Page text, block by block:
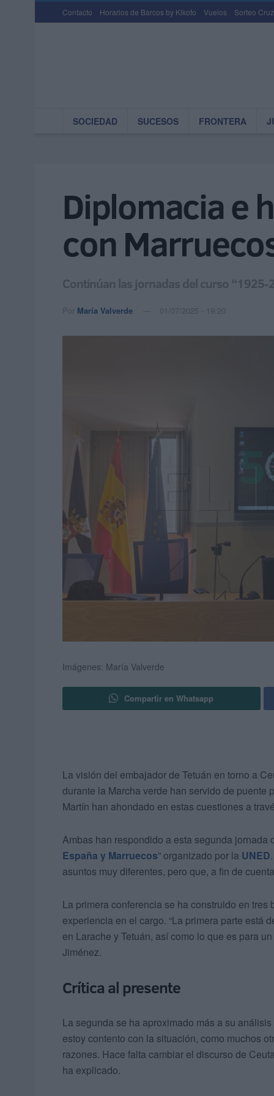
Contacto Horarios de Barcos by Kikoto Vuelos Sorteo
SOCIEDAD SUCESOS FRONTERA
Diplomacia e
con
Continúan las jornadas del curso “1925-
Por María Valverde 01/07/2025 - 19:20
Imágenes: María Valverde
Compartir en Whatsapp
La visión del embajador de Tetuán en torno a
durante la Marcha verde han servido de puente
Martín han ahondado en estas cuestiones a
Ambas han respondido a esta segunda jornada
España y Marruecos” organizado por la UNED
asuntos muy diferentes, pero que, a fin de
La primera conferencia se ha construido en
experiencia en el cargo. “La primera parte está
en Larache y Tetuán, así como lo que es para
Jiménez.
Crítica al presente
La segunda se ha aproximado más a su
estoy contento con la situación, como muchos
razones. Hace falta cambiar el discurso de
ha explicado.